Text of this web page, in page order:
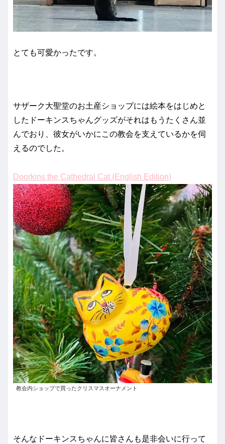
とても可愛かったです。
サザーク大聖堂のお土産ショップには絵本をはじめと
したドーキンスちゃんグッズがそれはもうたくさん並
んでおり、彼女がいかにこの教会を支えているかを伺
えるのでした。
Doorkins the Cathedral Cat (English Edition)
教会内ショップで買ったクリスマスオーナメント
そんなドーキンスちゃんに皆さんも是非会いに行って